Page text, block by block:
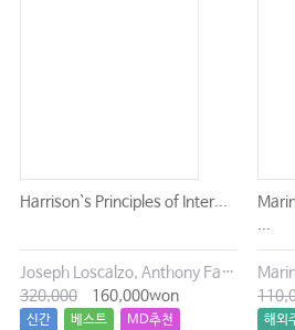
무지는 죄?!
하기로 결심한 날 전날부터 시작하자
소송하기 전에
여행이 좋다
떠난 자리를 아름답게
Harrison`s Principles of Inter...
Joseph Loscalzo, Anthony Fauci, Dennis Kasper, Stephen Hauser, Dan Longo, J. Larry Jameson
320,000
160,000won
신간 베스트 MD추천
...
해외